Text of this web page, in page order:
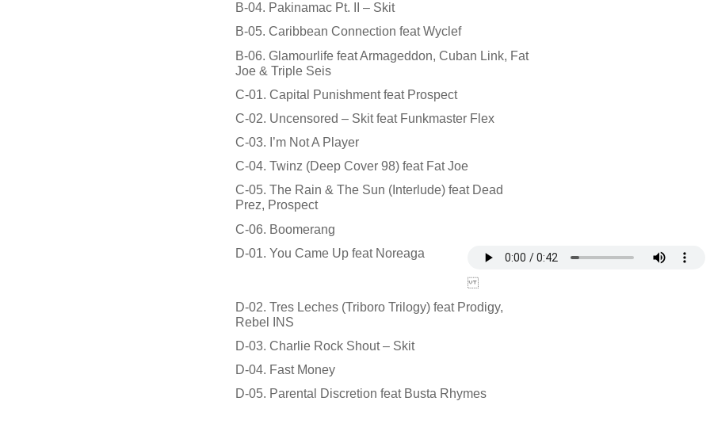
B-04. Pakinamac Pt. II – Skit
B-05. Caribbean Connection feat Wyclef
B-06. Glamourlife feat Armageddon, Cuban Link, Fat
Joe & Triple Seis
C-01. Capital Punishment feat Prospect
C-02. Uncensored – Skit feat Funkmaster Flex
C-03. I’m Not A Player
C-04. Twinz (Deep Cover 98) feat Fat Joe
C-05. The Rain & The Sun (Interlude) feat Dead
Prez, Prospect
C-06. Boomerang
D-01. You Came Up feat Noreaga
D-02. Tres Leches (Triboro Trilogy) feat Prodigy,
Rebel INS
D-03. Charlie Rock Shout – Skit
D-04. Fast Money
D-05. Parental Discretion feat Busta Rhymes